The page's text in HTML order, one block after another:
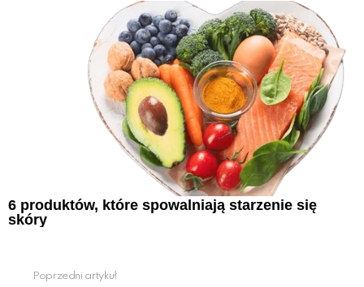
6 produktów, które spowalniają starzenie się
skóry
Poprzedni artykuł